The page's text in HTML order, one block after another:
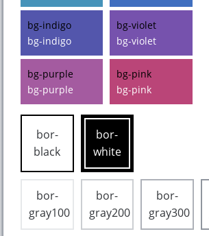
bg-indigo
bg-indigo
bg-violet
bg-violet
bg-purple
bg-purple
bg-pink
bg-pink
bor-
black
bor-
white
bor-
gray100
bor-
gray200
bor-
gray300